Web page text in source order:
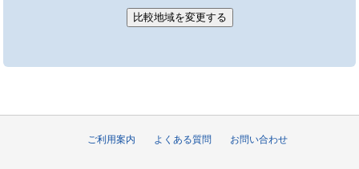
ご利用案内 よくある質問 お問い合わせ